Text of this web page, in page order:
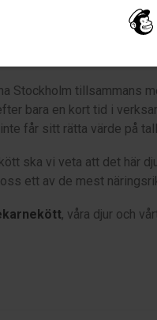
som vi kallar det
tips för att ni ska få den
Stockholm tillsammans
bara en kort tid i
får sitt rätta värde på
ska vi veta att det här
ett av de mest
, våra djur och